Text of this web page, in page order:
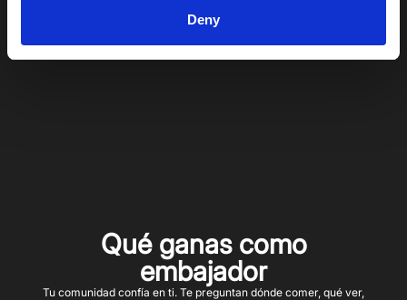
Deny
Qué ganas como
embajador
Tu comunidad confía en ti. Te preguntan dónde comer, qué ver,